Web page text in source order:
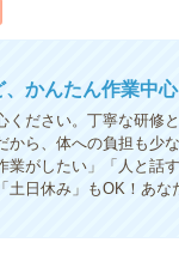
かんたん作業中
ください。丁寧な研修
から、体への負担も少
業がしたい」「人と話
土日休み」もOK！あ